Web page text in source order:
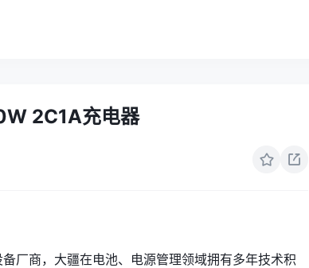
2C1A充电器
厂商，大疆在电池、电源管理领域拥有多年技术积